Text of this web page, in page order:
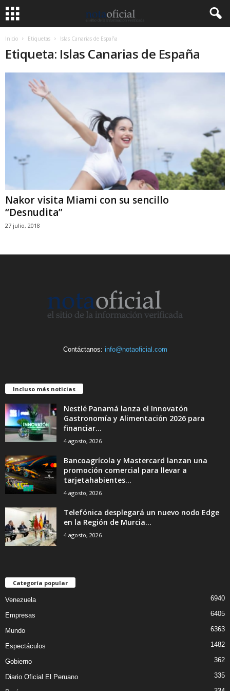
Inicio Etiquetas Islas Canarias de España
Etiqueta: Islas Canarias de España
Nakor visita Miami con su sencillo
“Desnudita”
27 julio, 2018
Contáctanos: info@notaoficial.com
Incluso más noticias
Nestlé Panamá lanza el Innovatón
Gastronomía y Alimentación 2026 para
financiar...
4 agosto, 2026
Bancoagrícola y Mastercard lanzan una
promoción comercial para llevar a
tarjetahabientes...
4 agosto, 2026
Telefónica desplegará un nuevo nodo Edge
en la Región de Murcia...
4 agosto, 2026
Categoría popular
Venezuela 6940
Empresas 6405
Mundo 6363
Espectáculos 1482
Gobierno 362
Diario Oficial El Peruano 335